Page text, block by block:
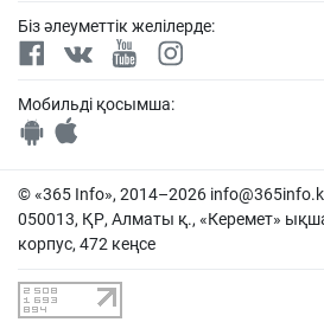
Біз әлеуметтік желілерде:
Мобильді қосымша:
© «365 Info», 2014–2026
050013, ҚР, Алматы қ., «Керемет»
корпус, 472 кеңсе